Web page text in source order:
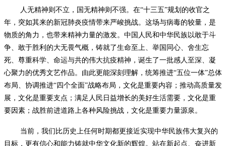
人无精神则不立，国无精神则不强。在“十三五”规划的收官之
年，突如其来的新冠肺炎疫情带来严峻挑战。这场与病毒的较量，是
物质的角力，也带来精神力量的激发。中国人民和中华民族以敢于斗
争、敢于胜利的大无畏气概，铸就了生命至上、举国同心、舍生忘
死、尊重科学、命运与共的伟大抗疫精神，诞生了一批感人至深、凝
心聚力的优秀文艺作品。由此更能深刻理解，统筹推进“五位一体”总体
布局、协调推进“四个全面”战略布局，文化是重要内容；推动高质量发
展，文化是重要支点；满足人民日益增长的美好生活需要，文化是重
要因素；战胜前进道路上各种风险挑战，文化是重要力量源泉。
当前，我们比历史上任何时期都更接近实现中华民族伟大复兴的
目标，更有信心和能力铸就中华文化新的辉煌。站在新起点、奋进新